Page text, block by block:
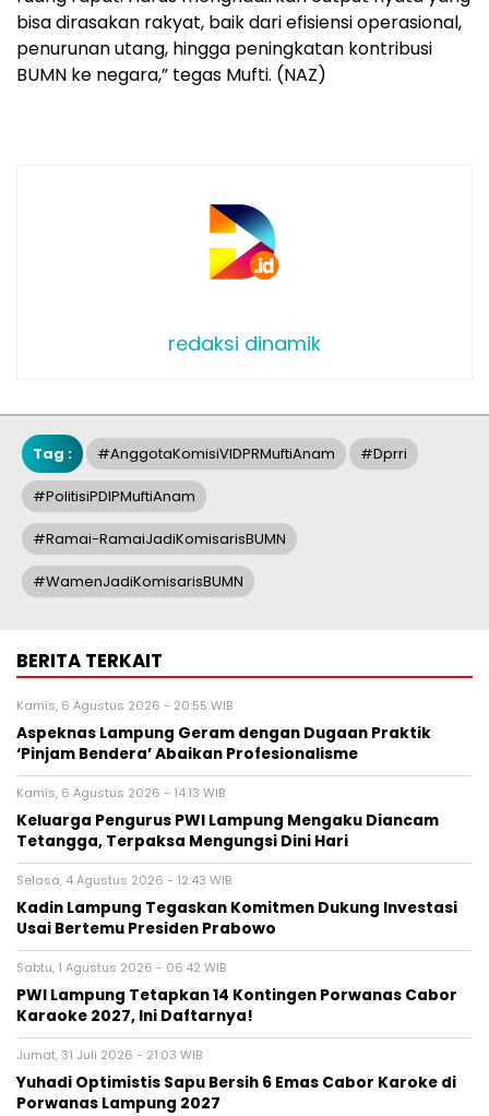
bisa dirasakan rakyat, baik dari efisiensi operasional,
penurunan utang, hingga peningkatan kontribusi
BUMN ke negara,” tegas Mufti. (NAZ)
redaksi dinamik
Tag : #AnggotaKomisiVIDPRMuftiAnam #dprri
#PolitisiPDIPMuftiAnam
#Ramai-RamaiJadiKomisarisBUMN
#WamenJadiKomisarisBUMN
BERITA TERKAIT
Kamis, 6 Agustus 2026 - 20:55 WIB
Aspeknas Lampung Geram dengan Dugaan Praktik
‘Pinjam Bendera’ Abaikan Profesionalisme
Kamis, 6 Agustus 2026 - 14:13 WIB
Keluarga Pengurus PWI Lampung Mengaku Diancam
Tetangga, Terpaksa Mengungsi Dini Hari
Selasa, 4 Agustus 2026 - 12:43 WIB
Kadin Lampung Tegaskan Komitmen Dukung Investasi
Usai Bertemu Presiden Prabowo
Sabtu, 1 Agustus 2026 - 06:42 WIB
PWI Lampung Tetapkan 14 Kontingen Porwanas Cabor
Karaoke 2027, Ini Daftarnya!
Jumat, 31 Juli 2026 - 21:03 WIB
Yuhadi Optimistis Sapu Bersih 6 Emas Cabor Karoke di
Porwanas Lampung 2027